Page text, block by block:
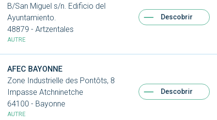
B/San Miguel s/n. Edificio del
Ayuntamiento.
48879 - Artzentales
AUTRE
Descobrir
AFEC BAYONNE
Zone Industrielle des Pontôts, 8
Impasse Atchninetche
64100 - Bayonne
AUTRE
Descobrir